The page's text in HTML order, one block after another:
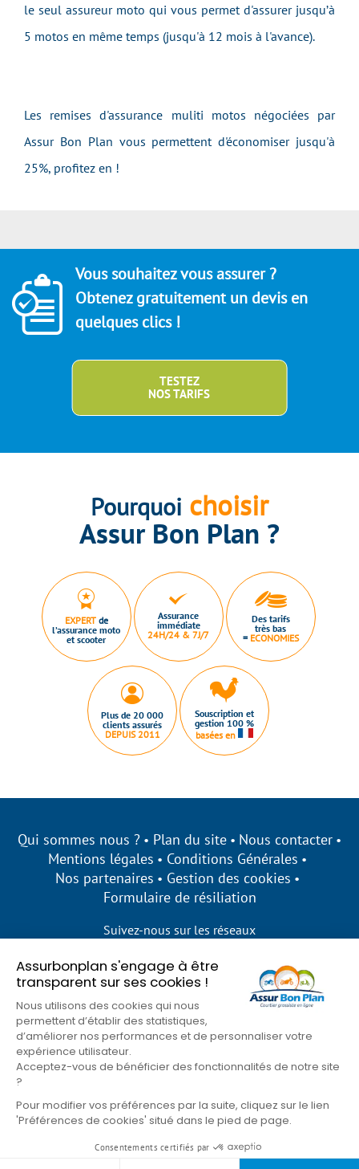
Assurbonplan s'engage à être
transparent sur ses cookies !
Nous utilisons des cookies qui nous
permettent d’établir des statistiques,
d’améliorer nos performances et de personnaliser votre
expérience utilisateur.
Acceptez-vous de bénéficier des fonctionnalités de notre site
?
Pour modifier vos préférences par la suite, cliquez sur le lien
'Préférences de cookies' situé dans le pied de page.
Consentements certifiés par
le seul assureur moto qui vous permet d'assurer jusqu’à
5 motos en même temps (jusqu'à 12 mois à l'avance).
Les remises d'assurance muliti motos négociées par
Assur Bon Plan vous permettent d'économiser jusqu'à
25%, profitez en !
Vous souhaitez vous assurer ?
Obtenez gratuitement un devis en
quelques clics !
TESTEZ
NOS TARIFS
Pourquoi choisir
Assur Bon Plan ?
EXPERTde
l’assurance moto
et scooter
Assurance
immédiate
24H/24 & 7J/7
Des tarifs
très bas
= ECONOMIES
Plus de 20 000
clients assurés
DEPUIS 2011
Souscription et
gestion 100 %
basées en
Qui sommes nous ? Plan du site
Nous contacter
Mentions légales
Conditions Générales
Nos partenaires
Gestion des cookies
Formulaire de résiliation
Suivez-nous sur les réseaux